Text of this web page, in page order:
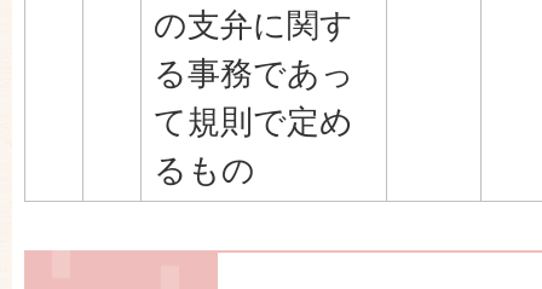
の支弁に関す
る事務であっ
て規則で定め
るもの